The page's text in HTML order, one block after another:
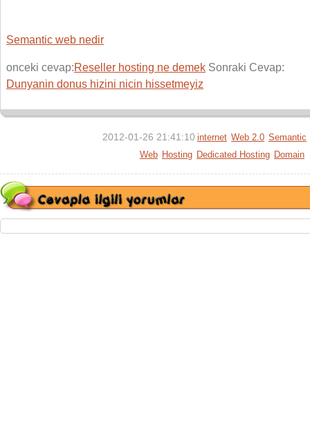
Semantic web nedir
onceki cevap:Reseller hosting ne demek Sonraki Cevap:
Dunyanin donus hizini nicin hissetmeyiz
2012-01-26 21:41:10 internet Web 2.0 Semantic
Web Hosting Dedicated Hosting Domain